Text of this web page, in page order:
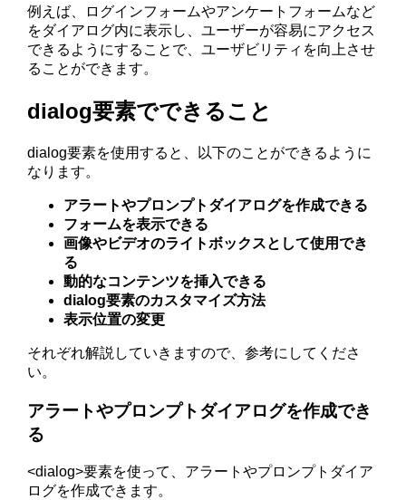
例えば、ログインフォームやアンケートフォームなど
をダイアログ内に表示し、ユーザーが容易にアクセス
できるようにすることで、ユーザビリティを向上させ
ることができます。
dialog要素でできること
dialog要素を使用すると、以下のことができるように
なります。
アラートやプロンプトダイアログを作成できる
フォームを表示できる
画像やビデオのライトボックスとして使用でき
る
動的なコンテンツを挿入できる
dialog要素のカスタマイズ方法
表示位置の変更
それぞれ解説していきますので、参考にしてくださ
い。
アラートやプロンプトダイアログを作成でき
る
<dialog>要素を使って、アラートやプロンプトダイア
ログを作成できます。